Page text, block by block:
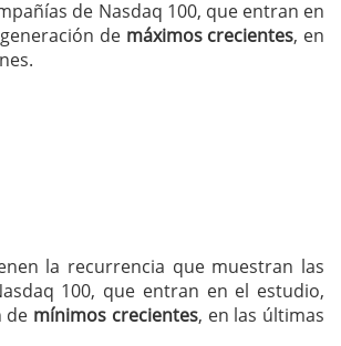
de Nasdaq 100, que entran en
de máximos crecientes, en
la recurrencia que muestran las
100, que entran en el estudio,
de mínimos crecientes, en las últimas